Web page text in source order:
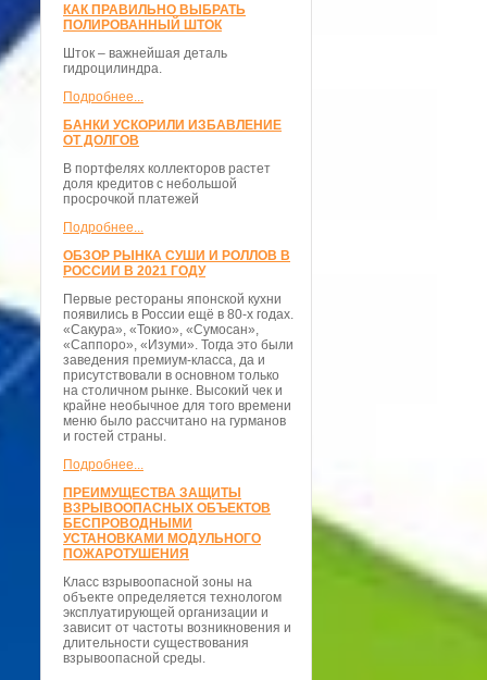
КАК ПРАВИЛЬНО ВЫБРАТЬ
ПОЛИРОВАННЫЙ ШТОК
Шток – важнейшая деталь
гидроцилиндра.
Подробнее...
БАНКИ УСКОРИЛИ ИЗБАВЛЕНИЕ
ОТ ДОЛГОВ
В портфелях коллекторов растет
доля кредитов с небольшой
просрочкой платежей
Подробнее...
ОБЗОР РЫНКА СУШИ И РОЛЛОВ В
РОССИИ В 2021 ГОДУ
Первые рестораны японской кухни
появились в России ещё в 80-х годах.
«Сакура», «Токио», «Сумосан»,
«Саппоро», «Изуми». Тогда это были
заведения премиум-класса, да и
присутствовали в основном только
на столичном рынке. Высокий чек и
крайне необычное для того времени
меню было рассчитано на гурманов
и гостей страны.
Подробнее...
ПРЕИМУЩЕСТВА ЗАЩИТЫ
ВЗРЫВООПАСНЫХ ОБЪЕКТОВ
БЕСПРОВОДНЫМИ
УСТАНОВКАМИ МОДУЛЬНОГО
ПОЖАРОТУШЕНИЯ
Класс взрывоопасной зоны на
объекте определяется технологом
эксплуатирующей организации и
зависит от частоты возникновения и
длительности существования
взрывоопасной среды.